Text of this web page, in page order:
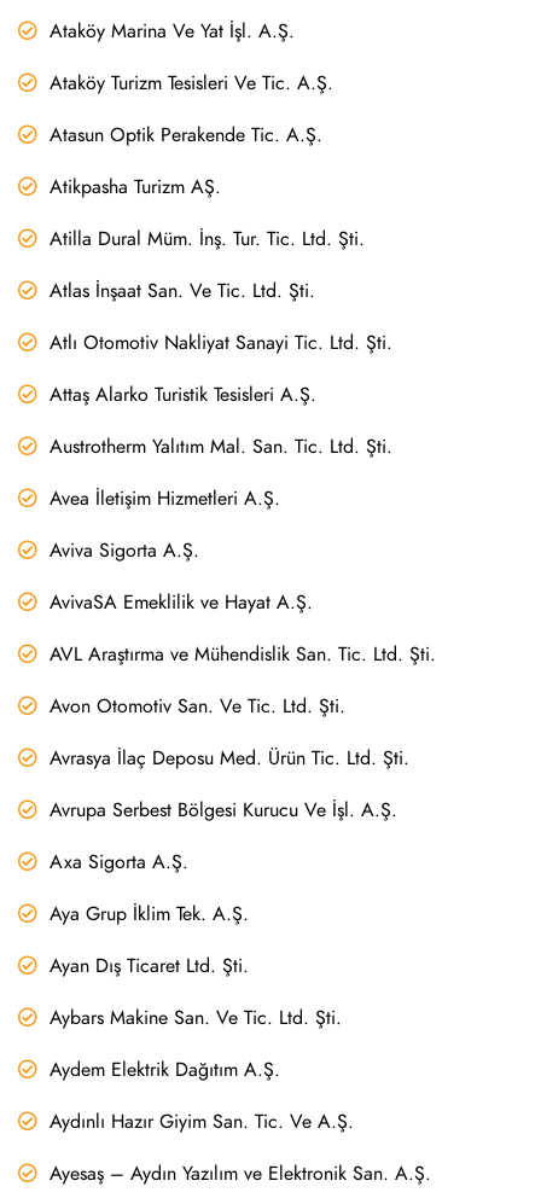
Ataköy Marina Ve Yat İşl. A.Ş.
Ataköy Turizm Tesisleri Ve Tic. A.Ş.
Atasun Optik Perakende Tic. A.Ş.
Atikpasha Turizm AŞ.
Atilla Dural Müm. İnş. Tur. Tic. Ltd. Şti.
Atlas İnşaat San. Ve Tic. Ltd. Şti.
Atlı Otomotiv Nakliyat Sanayi Tic. Ltd. Şti.
Attaş Alarko Turistik Tesisleri A.Ş.
Austrotherm Yalıtım Mal. San. Tic. Ltd. Şti.
Avea İletişim Hizmetleri A.Ş.
Aviva Sigorta A.Ş.
AvivaSA Emeklilik ve Hayat A.Ş.
AVL Araştırma ve Mühendislik San. Tic. Ltd. Şti.
Avon Otomotiv San. Ve Tic. Ltd. Şti.
Avrasya İlaç Deposu Med. Ürün Tic. Ltd. Şti.
Avrupa Serbest Bölgesi Kurucu Ve İşl. A.Ş.
Axa Sigorta A.Ş.
Aya Grup İklim Tek. A.Ş.
Ayan Dış Ticaret Ltd. Şti.
Aybars Makine San. Ve Tic. Ltd. Şti.
Aydem Elektrik Dağıtım A.Ş.
Aydınlı Hazır Giyim San. Tic. Ve A.Ş.
Ayesaş – Aydın Yazılım ve Elektronik San. A.Ş.